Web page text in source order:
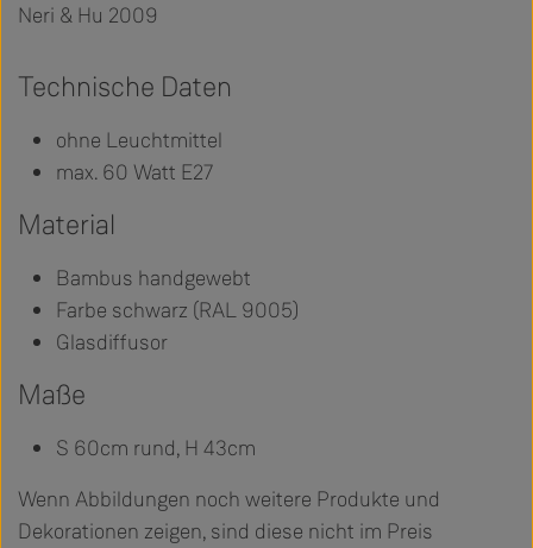
Neri & Hu 2009
Technische Daten
ohne Leuchtmittel
max. 60 Watt E27
Material
Bambus handgewebt
Farbe schwarz (RAL 9005)
Glasdiffusor
Maße
S 60cm rund, H 43cm
Wenn Abbildungen noch weitere Produkte und
Dekorationen zeigen, sind diese nicht im Preis